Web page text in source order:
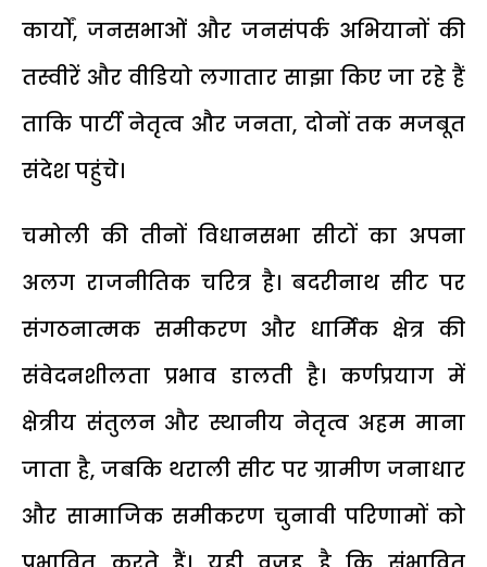
कार्यों, जनसभाओं और जनसंपर्क अभियानों की
तस्वीरें और वीडियो लगातार साझा किए जा रहे हैं
ताकि पार्टी नेतृत्व और जनता, दोनों तक मजबूत
संदेश पहुंचे।
चमोली की तीनों विधानसभा सीटों का अपना
अलग राजनीतिक चरित्र है। बदरीनाथ सीट पर
संगठनात्मक समीकरण और धार्मिक क्षेत्र की
संवेदनशीलता प्रभाव डालती है। कर्णप्रयाग में
क्षेत्रीय संतुलन और स्थानीय नेतृत्व अहम माना
जाता है, जबकि थराली सीट पर ग्रामीण जनाधार
और सामाजिक समीकरण चुनावी परिणामों को